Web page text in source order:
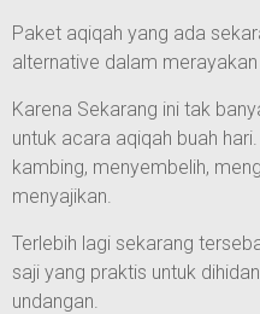
Paket aqiqah yang ada
alternative dalam
Karena Sekarang ini tak
untuk acara aqiqah buah
kambing, menyembelih,
menyajikan.
Terlebih lagi sekarang
saji yang praktis untuk
undangan.